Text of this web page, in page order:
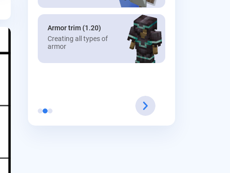
Armor trim (1.20)
Creating all types of
armor